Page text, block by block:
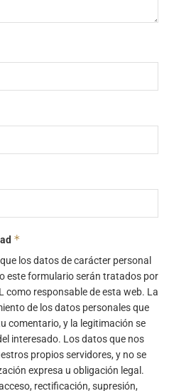
*
los datos de carácter personal
este formulario serán tratados por
como responsable de esta web. La
de los datos personales que
comentario, y la legitimación se
interesado. Los datos que nos
propios servidores, y no se
expresa u obligación legal.
rectificación, supresión,